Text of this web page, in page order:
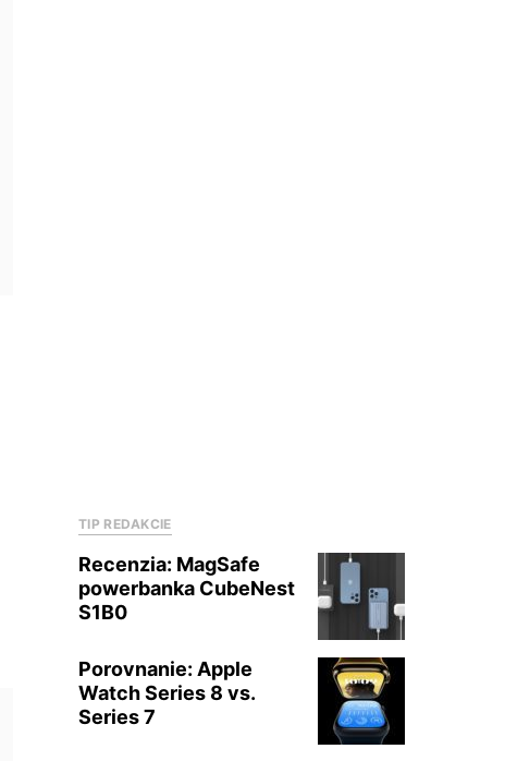
TIP REDAKCIE
Recenzia: MagSafe
powerbanka CubeNest
S1B0
Porovnanie: Apple
Watch Series 8 vs.
Series 7